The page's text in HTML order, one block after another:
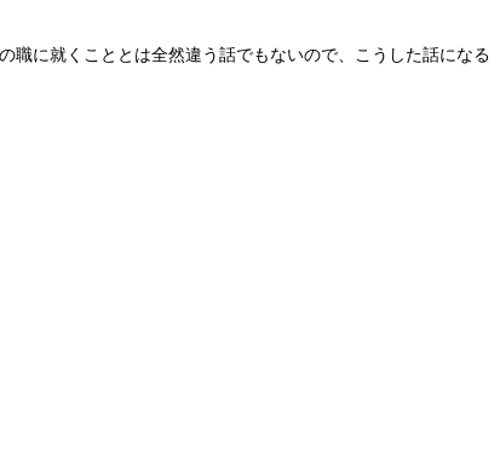
に就くこととは全然違う話でもないので、こうした話になる